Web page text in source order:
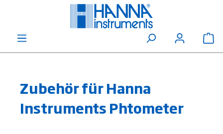
Zubehör für Hanna
Instruments Phtometer